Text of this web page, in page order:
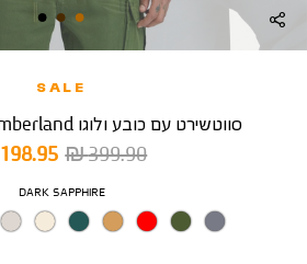
SALE
סווטשירט עם כובע ולוגו Timberland® רקמה לגבר
מחיר
מוצר
198.95 ₪
מחיר
399.90 ₪
צבע
DARK SAPPHIRE